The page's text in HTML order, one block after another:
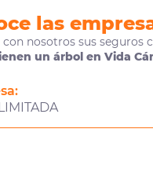
las
nosotros sus seguros
un árbol en Vida